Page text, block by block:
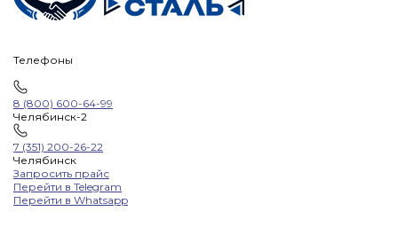
Телефоны
8 (800) 600-64-99
Челябинск-2
7 (351) 200-26-22
Челябинск
Запросить прайс
Перейти в Telegram
Перейти в Whatsapp